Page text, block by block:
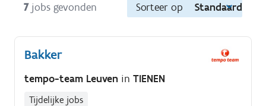
7 jobs gevonden Sorteer op Standaard
Bakker
tempo-team Leuven in TIENEN
Tijdelijke jobs